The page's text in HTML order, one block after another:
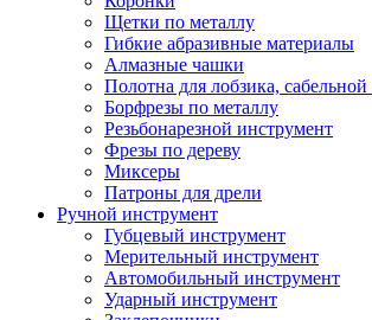
Щетки по металлу
Гибкие абразивные материалы
Алмазные чашки
Полотна для лобзика,
Борфрезы по металлу
Резьбонарезной инструмент
Фрезы по дереву
Миксеры
Патроны для дрели
Ручной инструмент
Губцевый инструмент
Мерительный инструмент
Автомобильный инструмент
Ударный инструмент